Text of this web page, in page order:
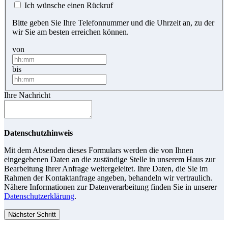
Ich wünsche einen Rückruf
Bitte geben Sie Ihre Telefonnummer und die Uhrzeit an, zu der
wir Sie am besten erreichen können.
von
bis
Ihre Nachricht
Datenschutzhinweis
Mit dem Absenden dieses Formulars werden die von Ihnen
eingegebenen Daten an die zuständige Stelle in unserem Haus zur
Bearbeitung Ihrer Anfrage weitergeleitet. Ihre Daten, die Sie im
Rahmen der Kontaktanfrage angeben, behandeln wir vertraulich.
Nähere Informationen zur Datenverarbeitung finden Sie in unserer
Datenschutzerklärung.
Nächster Schritt